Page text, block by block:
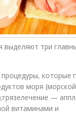
три
которые
моря
—
витаминами и